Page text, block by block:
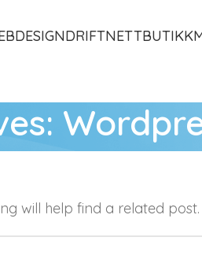
DRIFTNETTBUTIKK
will help find a related post.